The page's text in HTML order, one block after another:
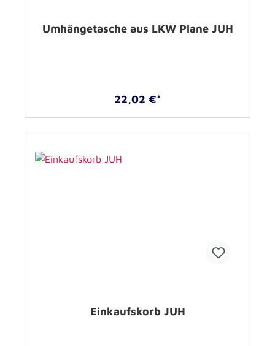
Umhängetasche aus LKW Plane JUH
22,02 €*
Einkaufskorb JUH